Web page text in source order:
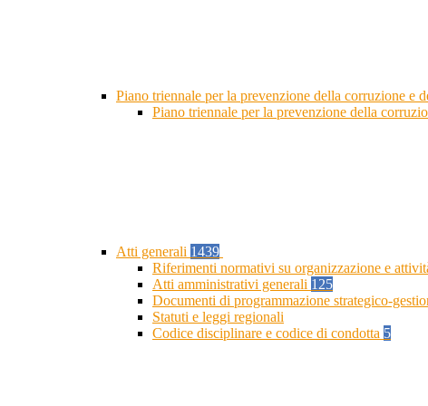
Piano triennale per la prevenzione della corruzione e
Piano triennale per la prevenzione della
Atti generali 1439
Riferimenti normativi su organizzazione e
Atti amministrativi generali 125
Documenti di programmazione strategico-
Statuti e leggi regionali
Codice disciplinare e codice di condotta 5